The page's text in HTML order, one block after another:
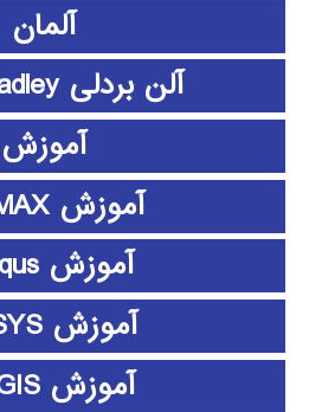
آلمان
آلن بردلی Allen bradley
آموزش
آموزش 3D MAX
آموزش abaqus
آموزش ANSYS
آموزش ArcGIS